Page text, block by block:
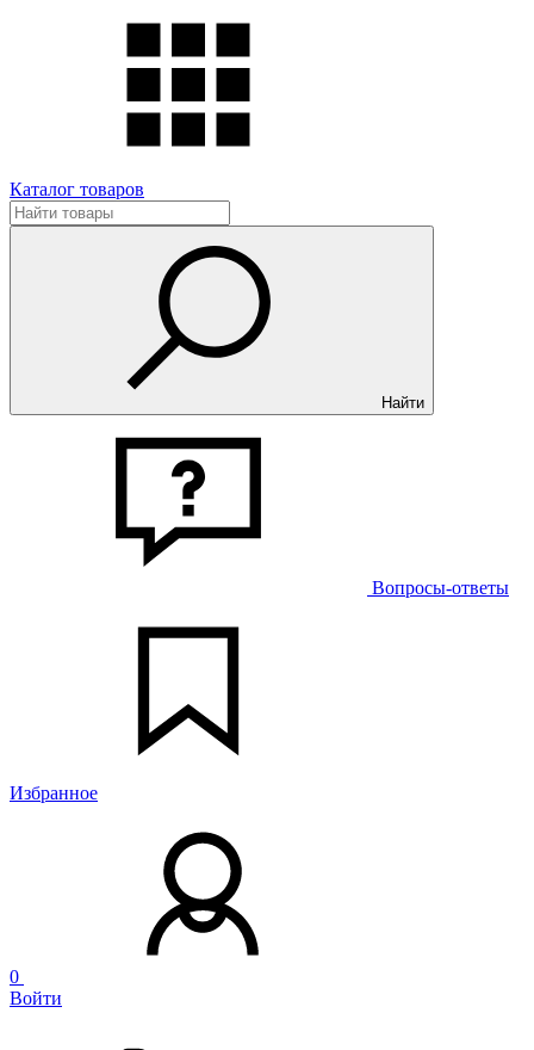
Каталог товаров
Найти
Вопросы-ответы
Избранное
0
Войти